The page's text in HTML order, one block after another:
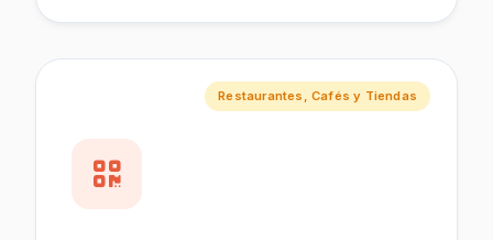
Restaurantes, Cafés y Tiendas